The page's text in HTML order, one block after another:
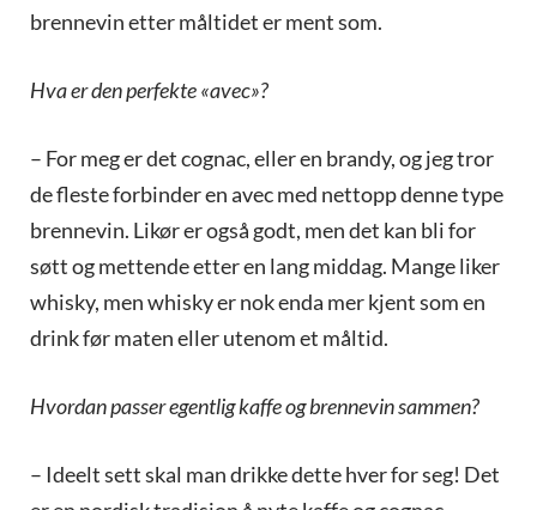
brennevin etter måltidet er ment som.
Hva er den perfekte «avec»?
– For meg er det cognac, eller en brandy, og jeg tror
de fleste forbinder en avec med nettopp denne type
brennevin. Likør er også godt, men det kan bli for
søtt og mettende etter en lang middag. Mange liker
whisky, men whisky er nok enda mer kjent som en
drink før maten eller utenom et måltid.
Hvordan passer egentlig kaffe og brennevin sammen?
– Ideelt sett skal man drikke dette hver for seg! Det